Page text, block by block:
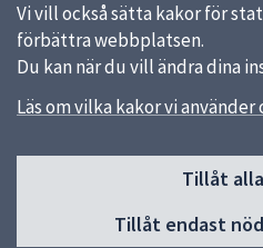
Vi vill också sätta kakor för
förbättra webbplatsen.
Du kan när du vill ändra dina
Läs om vilka kakor vi
Tillåt
Tillåt endast